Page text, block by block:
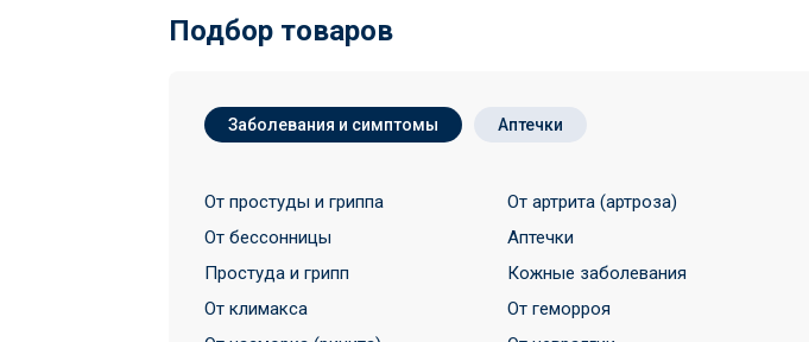
Подбор товаров
Заболевания и симптомы Аптечки
От простуды и гриппа От артрита (артроза)
От бессонницы
Аптечки
Простуда и грипп
Кожные заболевания
От климакса
От геморроя